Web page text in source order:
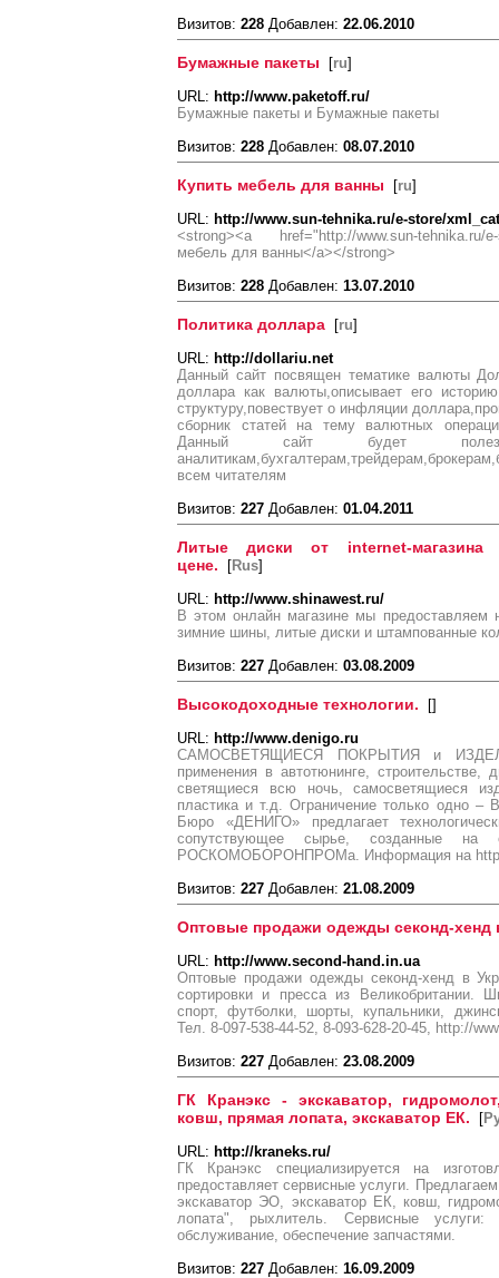
Визитов: 228 Добавлен: 22.06.2010
Бумажные пакеты [ru]
URL: http://www.paketoff.ru/
Бумажные пакеты и Бумажные пакеты
Визитов: 228 Добавлен: 08.07.2010
Купить мебель для ванны [ru]
URL: http://www.sun-tehnika.ru/e-store/
<strong><a href="http://www.sun-tehnika.ru/e-
мебель для ванны</a></strong>
Визитов: 228 Добавлен: 13.07.2010
Политика доллара [ru]
URL: http://dollariu.net
Данный сайт посвящен тематике валюты
доллара как валюты,описывает его
структуру,повествует о инфляции
сборник статей на тему валютных
Данный сайт будет
всем читателям
Визитов: 227 Добавлен: 01.04.2011
Литые диски от internet-магазина
цене. [Rus]
URL: http://www.shinawest.ru/
В этом онлайн магазине мы предоставляем
зимние шины, литые диски и штампованные
Визитов: 227 Добавлен: 03.08.2009
Высокодоходные технологии. []
URL: http://www.denigo.ru
САМОСВЕТЯЩИЕСЯ ПОКРЫТИЯ и
применения в автотюнинге,
светящиеся всю ночь, самосветящиеся
пластика и т.д. Ограничение только одно –
Бюро «ДЕНИГО» предлагает
сопутствующее сырье, созданные на
РОСКОМОБОРОНПРОМа. Информация на
Визитов: 227 Добавлен: 21.08.2009
Оптовые продажи одежды секонд-хенд
URL: http://www.second-hand.in.ua
Оптовые продажи одежды секонд-хенд в
сортировки и пресса из Великобритании.
спорт, футболки, шорты, купальники,
Тел. 8-097-538-44-52, 8-093-628-20-45, http://
Визитов: 227 Добавлен: 23.08.2009
ГК Кранэкс - экскаватор,
ковш, прямая лопата, экскаватор ЕК. [
URL: http://kraneks.ru/
ГК Кранэкс специализируется на
предоставляет сервисные услуги.
экскаватор ЭО, экскаватор ЕК, ковш,
лопата", рыхлитель. Сервисные услуги:
обслуживание, обеспечение запчастями.
Визитов: 227 Добавлен: 16.09.2009